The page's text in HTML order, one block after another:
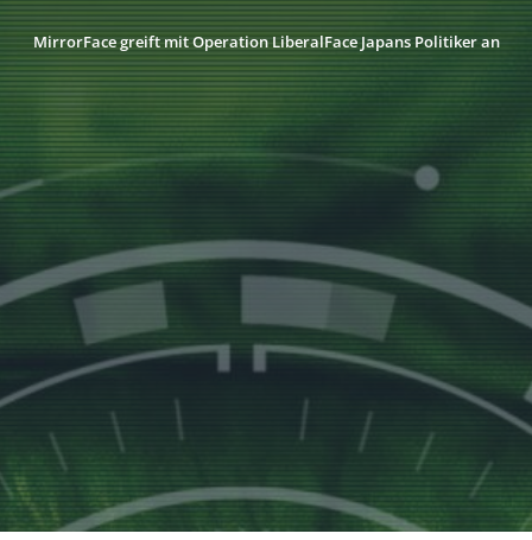
MirrorFace greift mit Operation LiberalFace Japans Politiker an